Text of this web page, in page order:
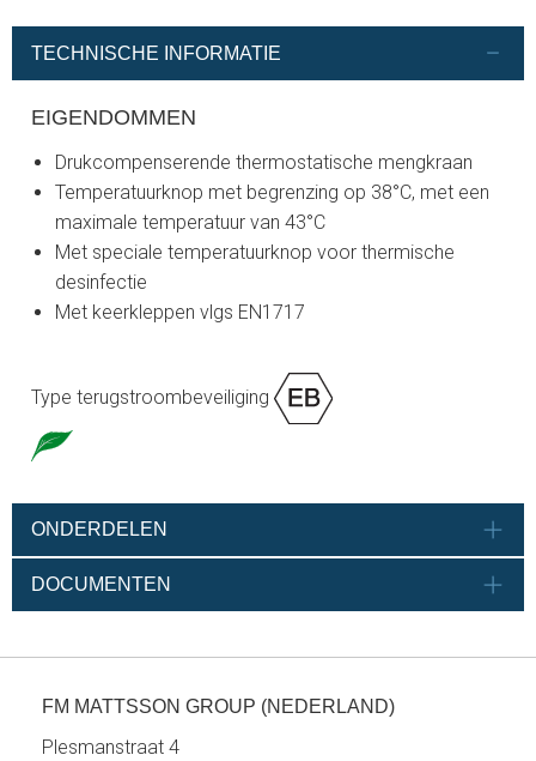
TECHNISCHE INFORMATIE
EIGENDOMMEN
Drukcompenserende thermostatische mengkraan
Temperatuurknop met begrenzing op 38°C, met een
maximale temperatuur van 43°C
Met speciale temperatuurknop voor thermische
desinfectie
Met keerkleppen vlgs EN1717
Type terugstroombeveiliging
ONDERDELEN
DOCUMENTEN
FM MATTSSON GROUP (NEDERLAND)
Plesmanstraat 4